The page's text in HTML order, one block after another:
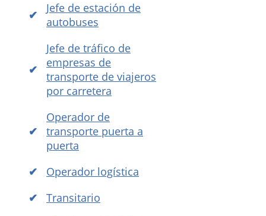
Jefe de estación de
autobuses
Jefe de tráfico de
empresas de
transporte de viajeros
por carretera
Operador de
transporte puerta a
puerta
Operador logística
Transitario